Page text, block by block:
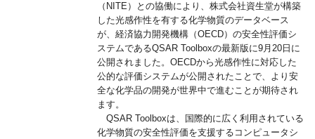
（NITE）との協働により、株式会社資生堂が構築
した光感作性を有する化学物質のデータベース
が、経済協力開発機構（OECD）の安全性評価シ
ステムであるQSAR Toolboxの最新版に9月20日に
公開されました。OECDから光感作性に対応した
公的な評価システムが公開されたことで、より安
全な化学品の開発が世界中で進むことが期待され
ます。
QSAR Toolboxは、国際的に広く利用されている
化学物質の安全性評価を支援するコンピュータシ